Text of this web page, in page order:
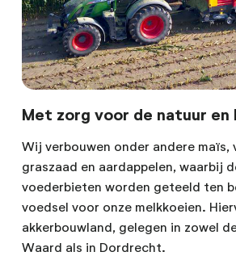
Met zorg voor de natuur en
Wij verbouwen onder andere maïs,
graszaad en aardappelen, waarbij
voederbieten worden geteeld ten
voedsel voor onze melkkoeien.
akkerbouwland, gelegen in zowel
Waard als in Dordrecht.